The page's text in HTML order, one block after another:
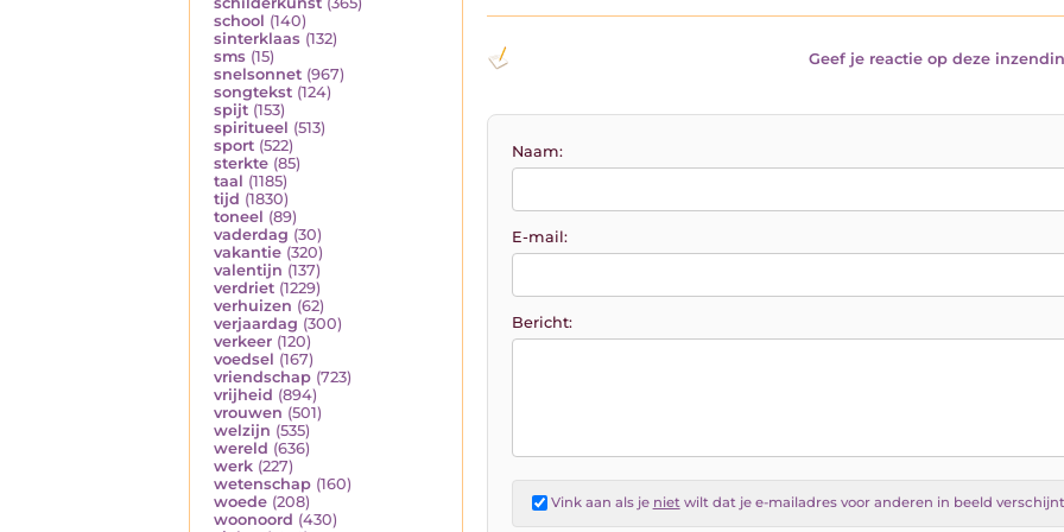
school (140)
sinterklaas (132)
sms (15)
snelsonnet (967)
songtekst (124)
spijt (153)
spiritueel (513)
sport (522)
sterkte (85)
taal (1185)
tijd (1830)
toneel (89)
vaderdag (30)
vakantie (320)
valentijn (137)
verdriet (1229)
verhuizen (62)
verjaardag (300)
verkeer (120)
voedsel (167)
vriendschap (723)
vrijheid (894)
vrouwen (501)
welzijn (535)
wereld (636)
werk (227)
wetenschap (160)
woede (208)
woonoord (430)
Geef je reactie op deze
Naam:
E-mail:
Bericht:
Vink aan als je nietwilt dat je e-mailadres voor anderen in beeld verschijnt